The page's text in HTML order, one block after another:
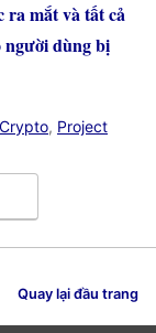
mắt và tất cả
người dùng bị
Crypto, Project
Quay lại đầu trang